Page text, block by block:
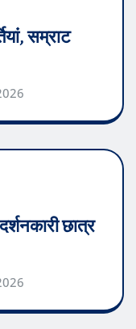
सम्राट
छात्र